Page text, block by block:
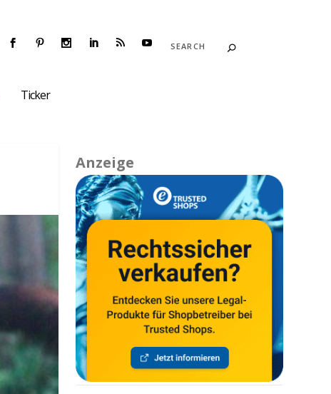
Ticker
Anzeige